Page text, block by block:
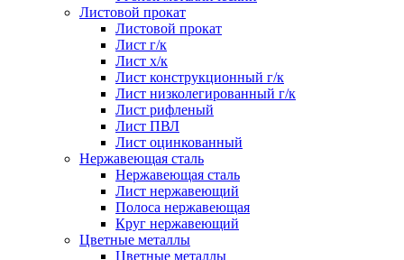
Листовой прокат
Листовой прокат
Лист г/к
Лист х/к
Лист конструкционный г/к
Лист низколегированный г/к
Лист рифленый
Лист ПВЛ
Лист оцинкованный
Нержавеющая сталь
Нержавеющая сталь
Лист нержавеющий
Полоса нержавеющая
Круг нержавеющий
Цветные металлы
Цветные металлы